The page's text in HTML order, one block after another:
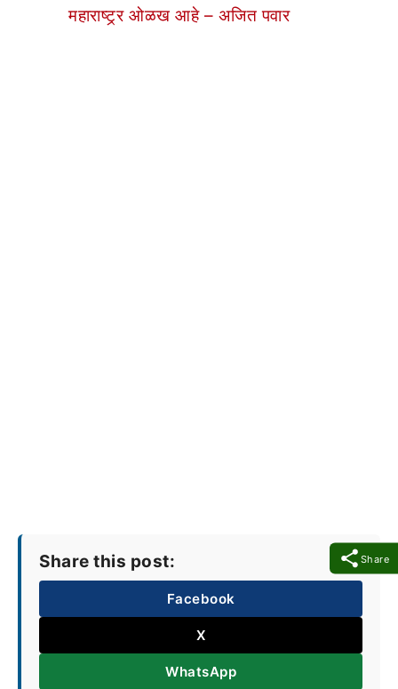
Share
महाराष्ट्र्र ओळख आहे – अजित पवार
Share this post:
Facebook
X
WhatsApp